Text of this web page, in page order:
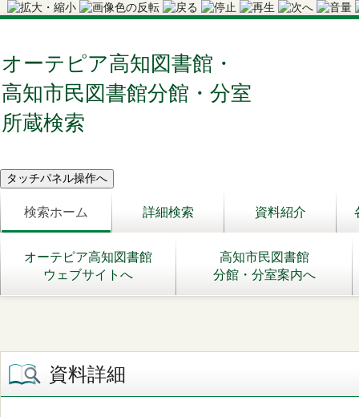
オーテピア高知図書館・
高知市民図書館分館・分室
所蔵検索
検索ホーム 詳細検索 資料紹介
オーテピア高知図書館
ウェブサイトへ
高知市民図書館
分館・分室案内へ
資料詳細